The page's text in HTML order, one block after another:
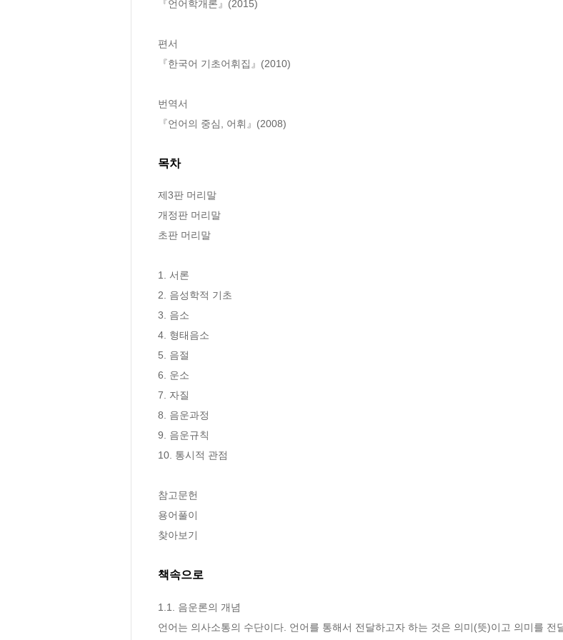
『언어학개론』(2015)
편서
『한국어 기초어휘집』(2010)
번역서
『언어의 중심, 어휘』(2008)
목차
제3판 머리말
개정판 머리말
초판 머리말
1. 서론
2. 음성학적 기초
3. 음소
4. 형태음소
5. 음절
6. 운소
7. 자질
8. 음운과정
9. 음운규칙
10. 통시적 관점
참고문헌
용어풀이
찾아보기
책속으로
1.1. 음운론의 개념
언어는 의사소통의 수단이다. 언어를 통해서 전달하고자 하는 것은 의미(뜻)이고 의미를